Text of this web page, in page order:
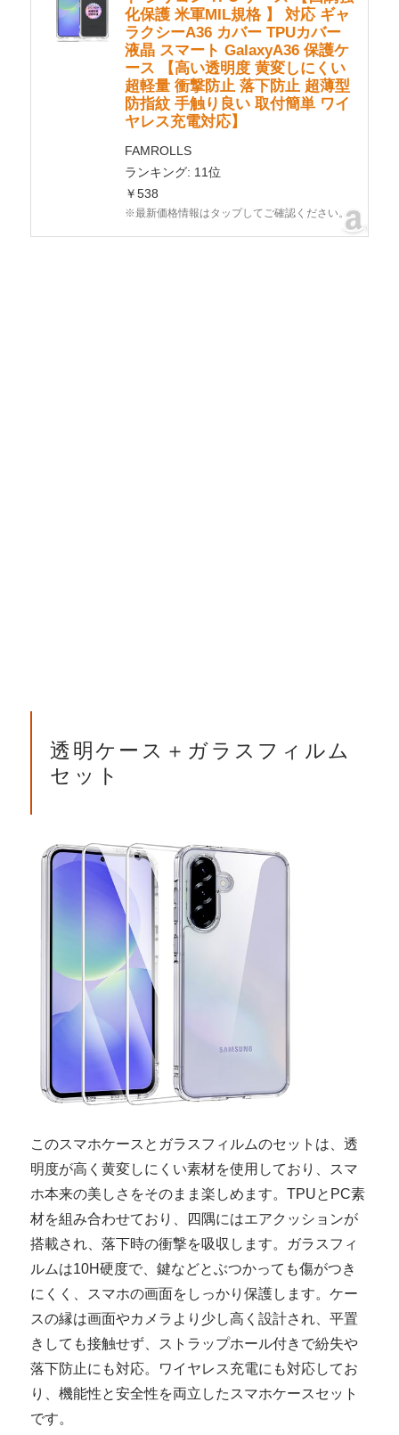
化保護 米軍MIL規格 】 対応 ギャ
ラクシーA36 カバー TPUカバー
液晶 スマート GalaxyA36 保護ケ
ース 【高い透明度 黄変しにくい
超軽量 衝撃防止 落下防止 超薄型
防指紋 手触り良い 取付簡単 ワイ
ヤレス充電対応】
FAMROLLS
ランキング: 11位
￥538
※最新価格情報はタップしてご確認ください。
透明ケース＋ガラスフィルム
セット
このスマホケースとガラスフィルムのセットは、透
明度が高く黄変しにくい素材を使用しており、スマ
ホ本来の美しさをそのまま楽しめます。TPUとPC素
材を組み合わせており、四隅にはエアクッションが
搭載され、落下時の衝撃を吸収します。ガラスフィ
ルムは10H硬度で、鍵などとぶつかっても傷がつき
にくく、スマホの画面をしっかり保護します。ケー
スの縁は画面やカメラより少し高く設計され、平置
きしても接触せず、ストラップホール付きで紛失や
落下防止にも対応。ワイヤレス充電にも対応してお
り、機能性と安全性を両立したスマホケースセット
です。